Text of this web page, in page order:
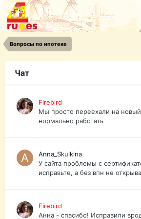
Вопросы по ипотеке
Чат
urist.dokument@gmail.com
Телеграмм @uristpassua
Firebird
Друзья - из России без VPN
Firebird
Мы просто переехали на
нормально работать
Anna_Skulkina
У сайта проблемы с
исправьте, а без впн не
Firebird
Анна - спасибо! Исправили